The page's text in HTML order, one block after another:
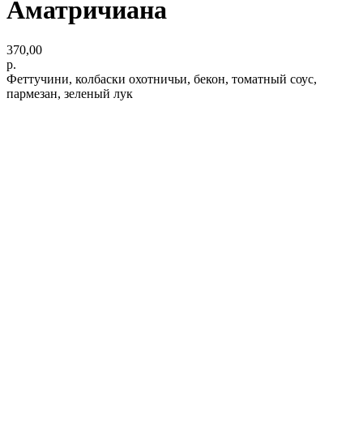
Аматричиана
370,00
р.
Феттучини, колбаски охотничьи, бекон, томатный соус,
пармезан, зеленый лук